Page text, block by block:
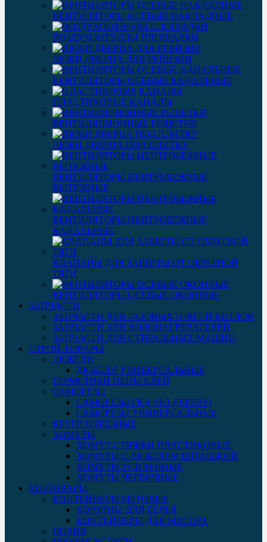
ВЕНТИЛЯТОРЫ ОСЕВЫЕ НАКЛАДНЫЕ
ВОЗДУХООТВОДЫ ПЛОЩАДКИ
ЛЮКИ ДВЕРЦА ДЛЯ РЕВИЗИИ
ВЕНТИЛЯТОРЫ ОСЕВЫЕ КАНАЛЬНЫЕ
ПЛАСТИКОВЫЕ КАНАЛЫ
ВЕНТИЛЯЦИОННЫЕ РЕШЕТКИ
ЛЮКИ ДВЕРЦА ПОД ПЛИТКУ
ВЕНТИЛЯТОРЫ ЦЕНТРОБЕЖНЫЕ
ВЫТЯЖНЫЕ
ВЕНТИЛЯТОРЫ ЦЕНТРОБЕЖНЫЕ
КАНАЛЬНЫЕ
КЛАПАНЫ ДЛЯ ЗАЩИТЫ ОТ ОБРАТНОЙ
ТЯГИ
ВЕНТИЛЯТОРЫ ОСЕВЫЕ ОКОННЫЕ
ЗАПЧАСТИ
ЗАПЧАСТИ ДЛЯ ГАЗОВЫХ ПЛИТ И КОТЛОВ
ЗАПЧАСТИ ДЛЯ ВОДОНАГРЕВАТЕЛЕЙ
ЗАПЧАСТИ ДЛЯ СТИРАЛЬНЫХ МАШИН
СТРОЙ-ТОВАРЫ
ДЮБЕЛИ
ДЮБЕЛИ УНИВЕРСАЛЬНЫЕ
ГЕРМЕТИКИ ПЕНЫ КЛЕЙ
САМОРЕЗЫ
САМОРЕЗЫ ГКД (ПО ДЕРЕВУ)
САМОРЕЗЫ УНИВЕРСАЛЬНЫЕ
КРУГИ ОТРЕЗНЫЕ
ХОМУТЫ
ХОМУТ-СТЯЖКИ ПЛАСТИКОВЫЕ
ХОМУТЫ С ДЮБЕЛЕМ ШПИЛЬКОЙ
ХОМУТЫ УСИЛЕННЫЕ
ХОМУТЫ ЧЕРВЯЧНЫЕ
ХОЗТОВАРЫ
КОНТЕЙНЕРЫ БЫТОВЫЕ
КОРЗИНЫ ДЛЯ БЕЛЬЯ
КОНТЕЙНЕРЫ ДЛЯ МУСОРА
ПОЛИВ